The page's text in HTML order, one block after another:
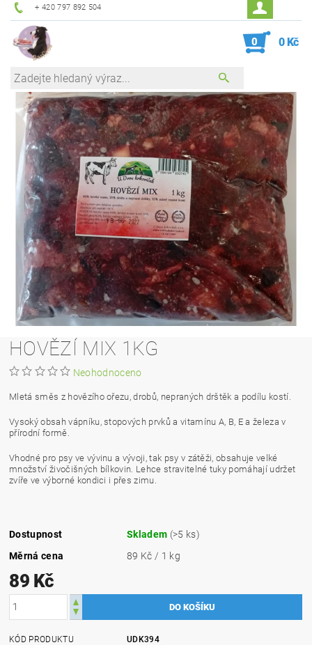
+ 420 797 892 504
0 0 Kč
HOVĚZÍ MIX 1KG
Neohodnoceno
Mletá směs z hovězího ořezu, drobů, nepraných drštěk a podílu kostí.
Vysoký obsah vápníku, stopových prvků a vitamínu A, B, E a železa v
přírodní formě.
Vhodné pro psy ve vývinu a vývoji, tak psy v zátěži, obsahuje velké
množství živočišných bílkovin. Lehce stravitelné tuky pomáhají udržet
zvíře ve výborné kondici i přes zimu.
Dostupnost Skladem (>5 ks)
Měrná cena
89 Kč / 1 kg
89 Kč
KÓD PRODUKTU
UDK394